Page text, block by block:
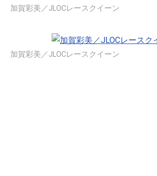
加賀彩美／JLOCレースクイーン
加賀彩美／JLOCレースクイーン